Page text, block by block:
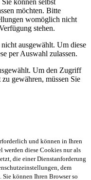
möchten. Bitte
womöglich nicht
stehen.
ausgewählt. Um diese
per Auswahl zulassen.
Um den Zugriff
gewähren, müssen Sie
und können in Ihren
werden diese Cookies nur als
die einer Dienstanforderung
dem
können Ihren Browser so